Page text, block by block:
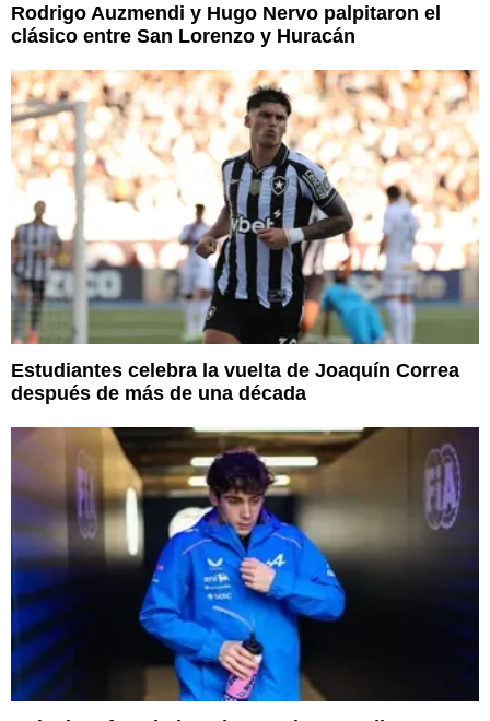
Rodrigo Auzmendi y Hugo Nervo palpitaron el
clásico entre San Lorenzo y Huracán
Estudiantes celebra la vuelta de Joaquín Correa
después de más de una década